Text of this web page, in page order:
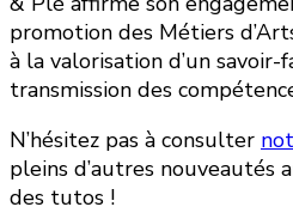
promotion des Métiers
à la valorisation d’un
transmission des
N’hésitez pas à consulter
pleins d’autres nouveautés
des tutos !